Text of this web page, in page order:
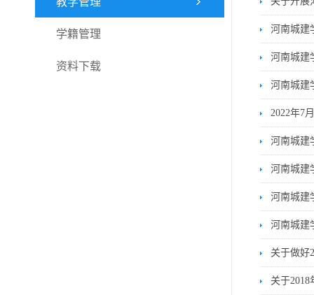
学籍管理
资料下载
河南城建
河南城建
河南城建
2022年7
河南城建
河南城建
河南城建
河南城建
关于做好
关于